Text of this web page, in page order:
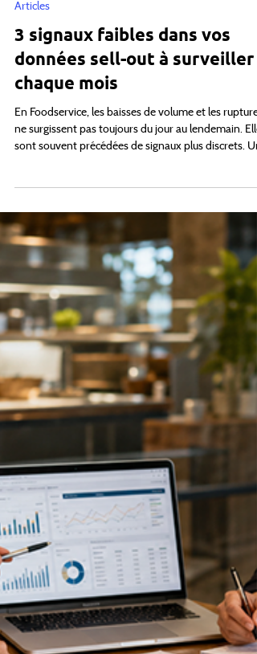
3 signaux faibles dans vos
En Foodservice, les baisses de volume et les ruptures
ne surgissent pas toujours du jour au lendemain.
sont souvent précédées de signaux plus discrets.
référence qui ralentit dans un dépôt. Une
inhabituelle sur une zone. Une baisse de régularité
dans les sorties. Un volume qui reste stable en
apparence, mais repose sur moins de clients finaux.
Une promotion qui génère un pic, puis plus rien. Pris
séparément, ces signaux peuvent sembler
secondaires. Mais